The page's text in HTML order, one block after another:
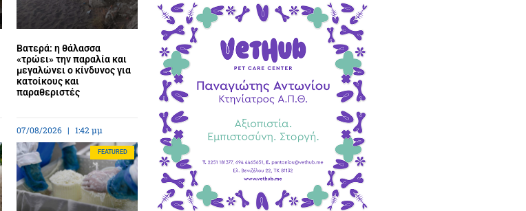
Βατερά: η θάλασσα
«τρώει» την παραλία και
μεγαλώνει ο κίνδυνος για
κατοίκους και
παραθεριστές
07/08/2026 1:42 μμ
FEATURED